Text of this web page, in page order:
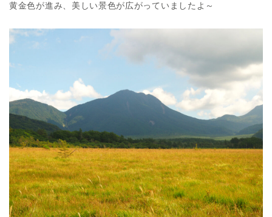
黄金色が進み、美しい景色が広がっていましたよ～